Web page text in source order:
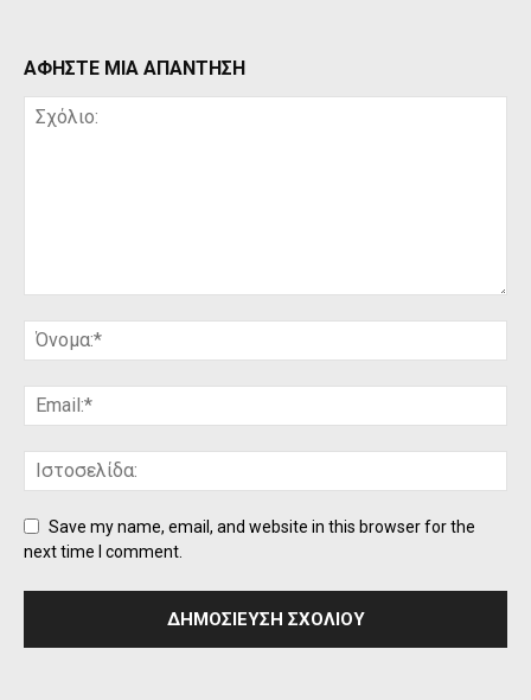
ΑΦΗΣΤΕ ΜΙΑ ΑΠΑΝΤΗΣΗ
Save my name, email, and website in this browser for the
next time I comment.